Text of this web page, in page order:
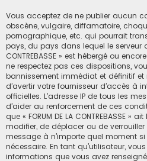
Vous acceptez de ne publier aucun
obscène, vulgaire, diffamatoire,
pornographique, etc. qui pourrait
pays, du pays dans lequel le serveur de
CONTREBASSE » est hébergé ou
ne respectez pas ces dispositions,
bannissement immédiat et définitif et
d’avertir votre fournisseur d’accès à
officielles. L’adresse IP de tous les
d’aider au renforcement de ces
que « FORUM DE LA CONTREBASSE »
modifier, de déplacer ou de verrouiller
message à n’importe quel moment
nécessaire. En tant qu’utilisateur,
informations que vous avez